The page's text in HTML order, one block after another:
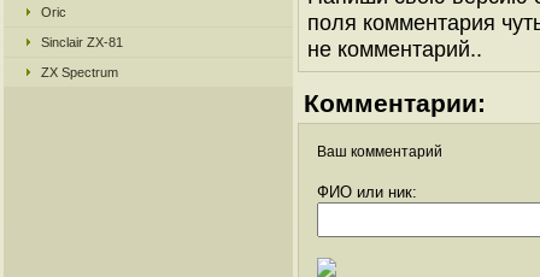
Oric
Sinclair ZX-81
ZX Spectrum
поля комментария
не комментарий..
Комментарии:
Ваш комментарий
ФИО или ник: